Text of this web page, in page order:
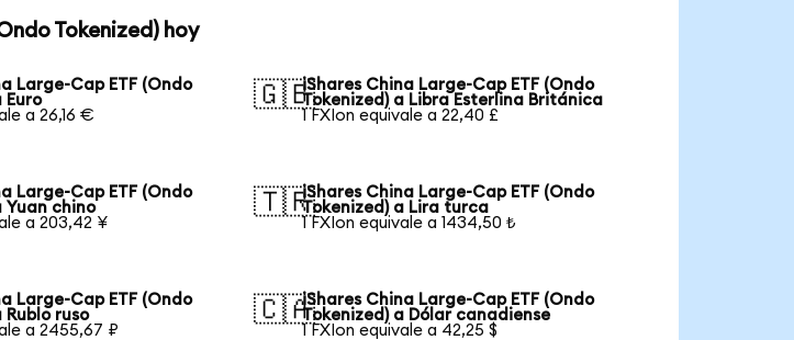
Tokenized) hoy
Large-Cap ETF (Ondo
Euro
a 26,16 €
🇬🇧iShares China Large-Cap ETF (Ondo
Tokenized) a Libra Esterlina Británica
1 FXIon equivale a 22,40 £
Large-Cap ETF (Ondo
Yuan chino
a 203,42 ¥
🇹🇷iShares China Large-Cap ETF (Ondo
Tokenized) a Lira turca
1 FXIon equivale a 1434,50 ₺
Large-Cap ETF (Ondo
Rublo ruso
a 2455,67 ₽
🇨🇦iShares China Large-Cap ETF (Ondo
Tokenized) a Dólar canadiense
1 FXIon equivale a 42,25 $